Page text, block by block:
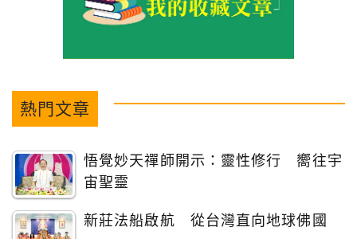
熱門文章
悟覺妙天禪師開示：靈性修行 嚮往宇
宙聖靈
新莊法船啟航 從台灣直向地球佛國